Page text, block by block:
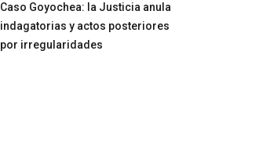
Caso Goyochea: la Justicia anula
indagatorias y actos posteriores
por irregularidades